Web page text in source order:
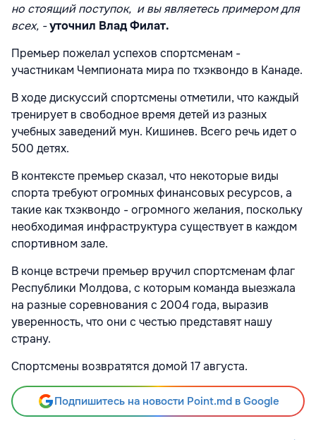
но стоящий поступок, и вы являетесь примером для
всех, -уточнил Влад Филат.
Премьер пожелал успехов спортсменам -
участникам Чемпионата мира по тхэквондо в Канаде.
В ходе дискуссий спортсмены отметили, что каждый
тренирует в свободное время детей из разных
учебных заведений мун. Кишинев. Всего речь идет о
500 детях.
В контексте премьер сказал, что некоторые виды
спорта требуют огромных финансовых ресурсов, а
такие как тхэквондо - огромного желания, поскольку
необходимая инфраструктура существует в каждом
спортивном зале.
В конце встречи премьер вручил спортсменам флаг
Республики Молдова, с которым команда выезжала
на разные соревнования с 2004 года, выразив
уверенность, что они с честью представят нашу
страну.
Спортсмены возвратятся домой 17 августа.
Подпишитесь на новости Point.md в Google